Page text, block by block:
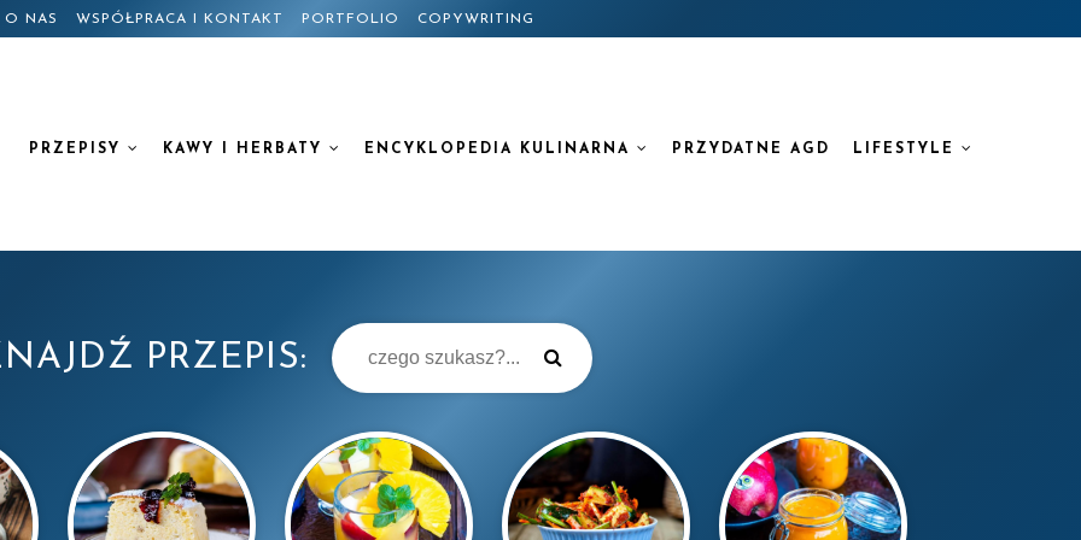
O NAS WSPÓŁPRACA I KONTAKT PORTFOLIO COPYWRITING
PRZEPISY KAWY I HERBATY ENCYKLOPEDIA KULINARNA PRZYDATNE AGD LIFESTYLE
PRZEPIS: